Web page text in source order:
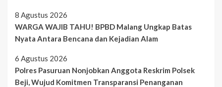
8 Agustus 2026
WARGA WAJIB TAHU! BPBD Malang Ungkap Batas
Nyata Antara Bencana dan Kejadian Alam
6 Agustus 2026
Polres Pasuruan Nonjobkan Anggota Reskrim Polsek
Beji, Wujud Komitmen Transparansi Penanganan